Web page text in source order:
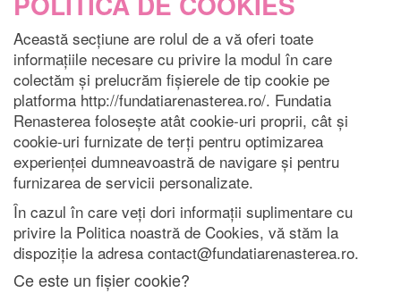
Această secțiune are rolul de a vă oferi toate
informațiile necesare cu privire la modul în care
colectăm și prelucrăm fișierele de tip cookie pe
platforma http://fundatiarenasterea.ro/. Fundatia
Renasterea folosește atât cookie-uri proprii, cât și
cookie-uri furnizate de terți pentru optimizarea
experienței dumneavoastră de navigare și pentru
furnizarea de servicii personalizate.
În cazul în care veți dori informații suplimentare cu
privire la Politica noastră de Cookies, vă stăm la
dispoziție la adresa contact@fundatiarenasterea.ro.
Ce este un fișier cookie?